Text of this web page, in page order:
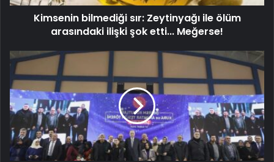
Kimsenin bilmediği sır: Zeytinyağı ile ölüm
arasındaki ilişki şok etti... Meğerse!